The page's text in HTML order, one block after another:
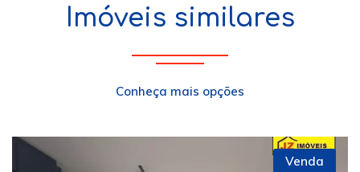
Imóveis similares
Conheça mais opções
Venda